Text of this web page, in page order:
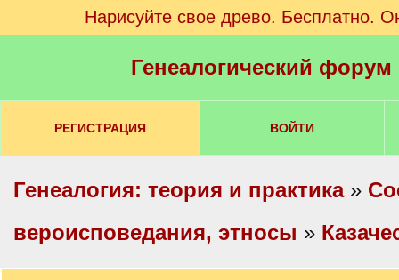
Нарисуйте свое древо. Бесплатно.
Генеалогический
РЕГИСТРАЦИЯ ВОЙТИ
Генеалогия: теория и практика»
вероисповедания, этносы »